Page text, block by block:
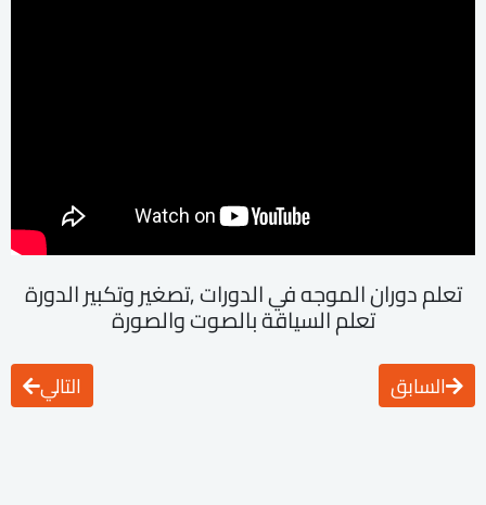
تعلم دوران الموجه في الدورات ٫تصغير وتكبير الدورة
تعلم السياقة بالصوت والصورة
السابق التالي